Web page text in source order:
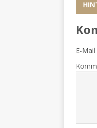
E-